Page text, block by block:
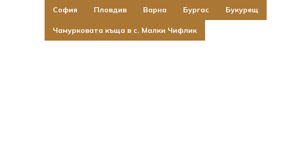
София Пловдив Варна Бургас Букурещ
Чамурковата къща в с. Малки Чифлик